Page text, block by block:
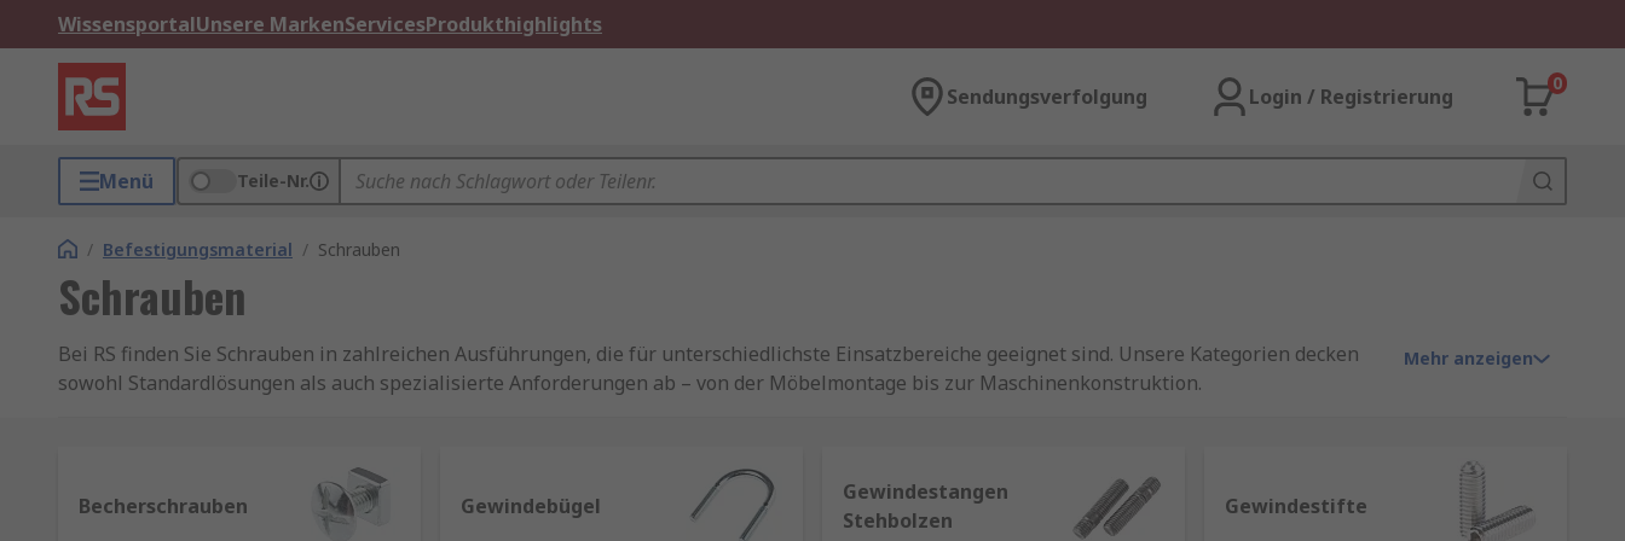
WissensportalUnsere MarkenServicesProdukthighlights
Sendungsverfolgung Login / Registrierung
0
Menü Teile-Nr.
/ Befestigungsmaterial / Schrauben
Schrauben
Bei RS finden Sie Schrauben in zahlreichen Ausführungen, die für unterschiedlichste Einsatzbereiche geeignet sind. Unsere Kategorien decken
sowohl Standardlösungen als auch spezialisierte Anforderungen ab – von der Möbelmontage bis zur Maschinenkonstruktion.
passend für jede Anwendung. Sie bestehen aus hochwertigen Materialien wie Edelstahl, Messing, verzinktem Stahl, Kunststoff oder legierten
Metallen, je nach Einsatzgebiet und Belastung.
Mehr anzeigen
Becherschrauben Gewindebügel
Gewindestangen
Stehbolzen
Gewindestifte